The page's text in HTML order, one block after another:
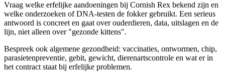
Vraag welke erfelijke aandoeningen bij Cornish Rex bekend zijn en
welke onderzoeken of DNA-testen de fokker gebruikt. Een serieus
antwoord is concreet en gaat over ouderdieren, data, uitslagen en de
lijn, niet alleen over "gezonde kittens".
Bespreek ook algemene gezondheid: vaccinaties, ontwormen, chip,
parasietenpreventie, gebit, gewicht, dierenartscontrole en wat er in
het contract staat bij erfelijke problemen.